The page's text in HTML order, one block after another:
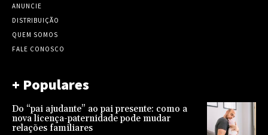
ANUNCIE
DISTRIBUIÇÃO
QUEM SOMOS
FALE CONOSCO
+ Populares
Do “pai ajudante” ao pai presente: como a
nova licença-paternidade pode mudar
relações familiares